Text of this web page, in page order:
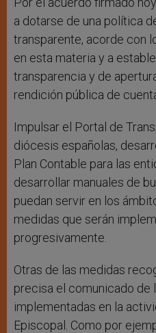
a dotarse de una política
transparente, acorde con
en esta materia y a
transparencia y de
rendición pública de
Impulsar el Portal de
diócesis españolas,
Plan Contable para las
desarrollar manuales de
puedan servir en los
medidas que serán
progresivamente.
Otras de las medidas
precisa el comunicado de
implementadas en la
Episcopal. Como por